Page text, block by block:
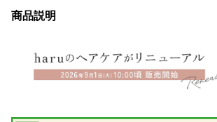
商品説明